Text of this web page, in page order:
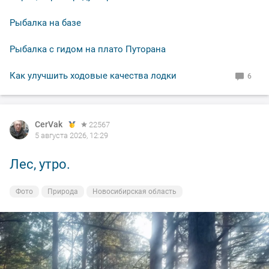
Рыбалка на базе
Рыбалка с гидом на плато Путорана
Как улучшить ходовые качества лодки 6
CerVak
22567
5 августа 2026, 12:29
Лес, утро.
Фото Природа Новосибирская область
CerVak
22567
5 августа 2026, 12:26
Кудряшевская протока.
Фото На рыбалке Новосибирская область